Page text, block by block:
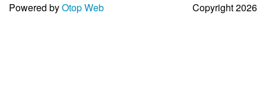
Powered byOtop Web Copyright 2026